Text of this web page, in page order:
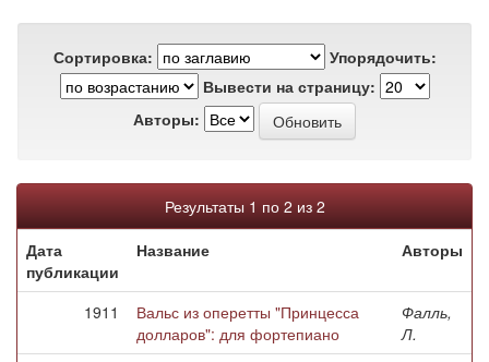
Сортировка:
Упорядочить:
Вывести на страницу:
Авторы:
Результаты 1 по 2 из 2
Дата
публикации
Название Авторы
1911
Вальс из оперетты "Принцесса
долларов": для фортепиано
Фалль,
Л.